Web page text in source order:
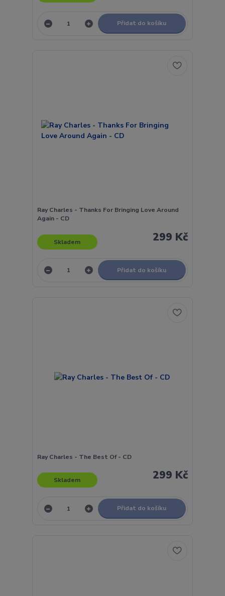
Přidat do košíku
Ray Charles - Thanks For Bringing Love Around
Again - CD
299 Kč
Skladem
Přidat do košíku
Ray Charles - The Best Of - CD
299 Kč
Skladem
Přidat do košíku